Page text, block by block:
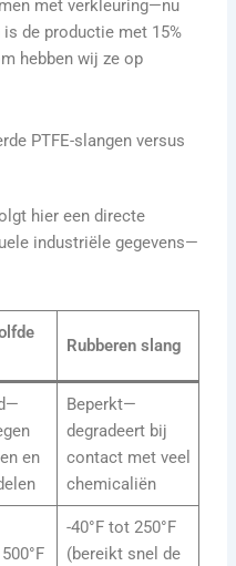
met verkleuring—nu
de productie met 15%
hebben wij ze op
PTFE-slangen versus
hier een directe
industriële gegevens—
Rubberen slang
en
Beperkt—
degradeert bij
contact met veel
chemicaliën
-40°F tot 250°F
(bereikt snel de